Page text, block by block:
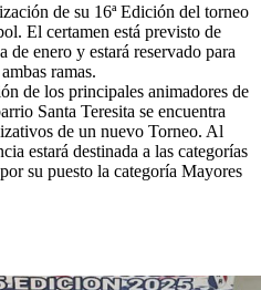
de su 16ª Edición del torneo
El certamen está previsto de
enero y estará reservado para
ramas.
de los principales animadores de
Santa Teresita se encuentra
de un nuevo Torneo. Al
estará destinada a las categorías
su puesto la categoría Mayores